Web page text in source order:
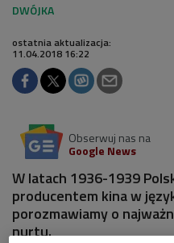
ostatnia aktualizacja:
11.04.2018 16:22
Obserwuj nas na
Google News
W latach 1936-1939
producentem kina w
porozmawiamy o
nurtu.